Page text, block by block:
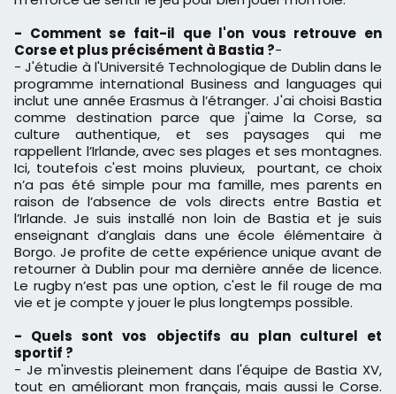
- Comment se fait-il que l'on vous retrouve en
Corse et plus précisément à Bastia ?-
- J'étudie à l'Université Technologique de Dublin dans le
programme international Business and languages qui
inclut une année Erasmus à l’étranger. J'ai choisi Bastia
comme destination parce que j'aime la Corse, sa
culture authentique, et ses paysages qui me
rappellent l’Irlande, avec ses plages et ses montagnes.
Ici, toutefois c'est moins pluvieux, pourtant, ce choix
n’a pas été simple pour ma famille, mes parents en
raison de l’absence de vols directs entre Bastia et
l’Irlande. Je suis installé non loin de Bastia et je suis
enseignant d’anglais dans une école élémentaire à
Borgo. Je profite de cette expérience unique avant de
retourner à Dublin pour ma dernière année de licence.
Le rugby n’est pas une option, c'est le fil rouge de ma
vie et je compte y jouer le plus longtemps possible.
- Quels sont vos objectifs au plan culturel et
sportif ?
- Je m'investis pleinement dans l'équipe de Bastia XV,
tout en améliorant mon français, mais aussi le Corse.